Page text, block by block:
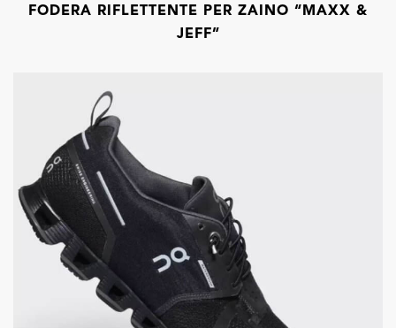
FODERA RIFLETTENTE PER ZAINO “MAXX &
JEFF”